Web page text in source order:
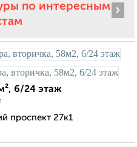
по интересным ›
6/24 этаж
проспект 27к1